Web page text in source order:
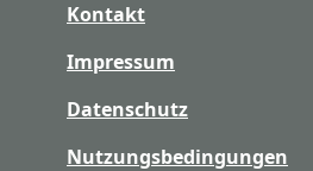
Kontakt
Impressum
Datenschutz
Nutzungsbedingungen